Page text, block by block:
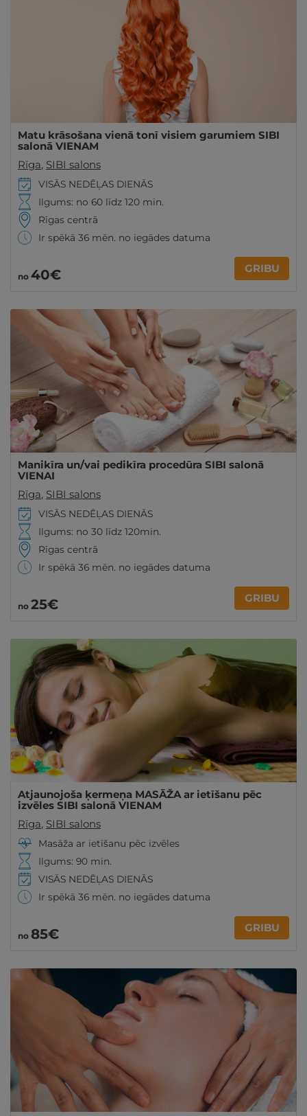
Matu krāsošana vienā tonī visiem garumiem SIBI
salonā VIENAM
Rīga, SIBI salons
VISĀS NEDĒĻAS DIENĀS
Ilgums: no 60 līdz 120 min.
Rīgas centrā
Ir spēkā 36 mēn. no iegādes datuma
no 40€ GRIBU
Manikīra un/vai pedikīra procedūra SIBI salonā
VIENAI
Rīga, SIBI salons
VISĀS NEDĒĻAS DIENĀS
Ilgums: no 30 līdz 120min.
Rīgas centrā
Ir spēkā 36 mēn. no iegādes datuma
no 25€ GRIBU
Atjaunojoša ķermeņa MASĀŽA ar ietīšanu pēc
izvēles SIBI salonā VIENAM
Rīga, SIBI salons
Masāža ar ietīšanu pēc izvēles
Ilgums: 90 min.
VISĀS NEDĒĻAS DIENĀS
Ir spēkā 36 mēn. no iegādes datuma
no 85€ GRIBU